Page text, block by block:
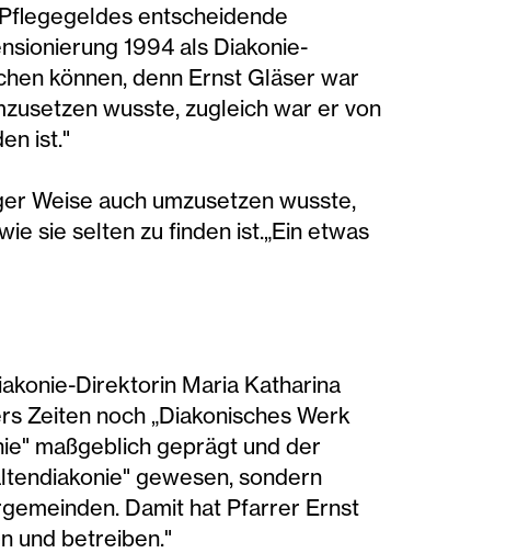
entscheidende
1994 als Diakonie-
können, denn Ernst Gläser war
wusste, zugleich war er von
ist."
Weise auch umzusetzen wusste,
sie selten zu finden ist.„Ein etwas
Direktorin Maria Katharina
Zeiten noch „Diakonisches Werk
maßgeblich geprägt und der
gewesen, sondern
Damit hat Pfarrer Ernst
und betreiben."